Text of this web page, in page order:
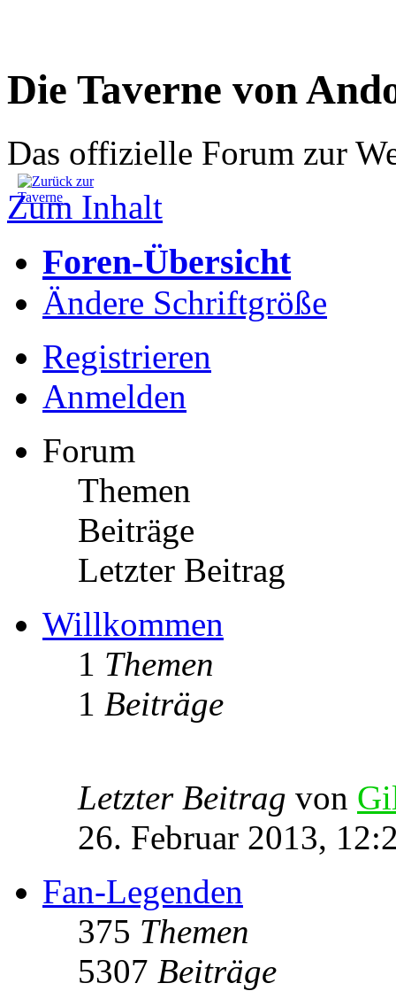
Die Taverne von
Das offizielle Forum zur
Zum Inhalt
Foren-Übersicht
Ändere Schriftgröße
Registrieren
Anmelden
Forum
Themen
Beiträge
Letzter Beitrag
Willkommen
1 Themen
1 Beiträge
Letzter Beitrag von
26. Februar 2013,
Fan-Legenden
375 Themen
5307 Beiträge